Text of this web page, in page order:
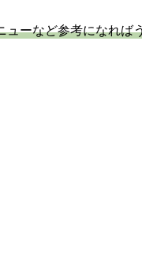
ーなど参考になれば